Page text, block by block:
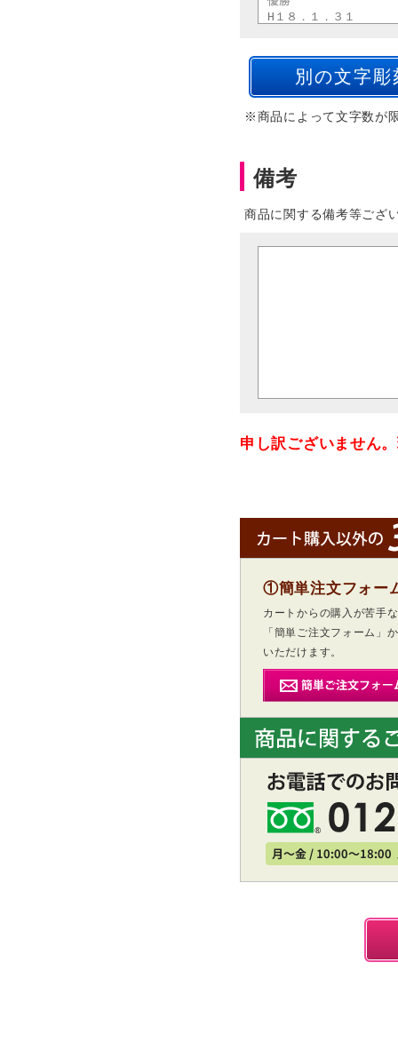
※商品によって文字数が
備考
商品に関する備考等ござ
申し訳ございません
①簡単注文フォー
カートからの購入が苦手
「簡単ご注文フォーム」
いただけます。